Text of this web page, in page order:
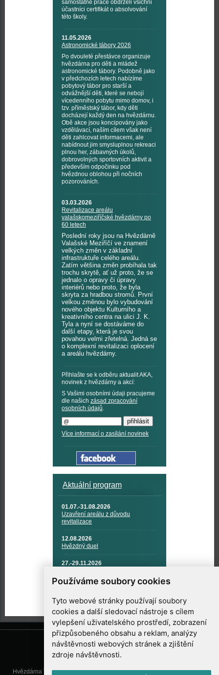
Používáme soubory cookies
Tyto webové stránky používají soubory
cookies a další sledovací nástroje s cílem
vylepšení uživatelského prostředí, zobrazení
přizpůsobeného obsahu a reklam, analýzy
návštěvnosti webových stránek a zjištění
zdroje návštěvnosti.
samostatné práce obdrželi všichni
účastníci certifikát o absolvování
této školy.
11.05.2026
Astronomické tábory 2026
Po dvouleté přestávce organizuje
hvězdárna pro děti a mládež
astronomické tábory. Podobně jako
v předchozích letech nabízíme
pobytový tábor pro starší a
odvážnější děti, které se nebojí
vícedenního pobytu mimo domov, i
tzv. příměstský tábor, kdy děti
docházejí každý den na hvězdárnu.
Obě akce jsou koncipovány jako
vzdělávací, naším cílem však není
děti zahlcovat informacemi, ale
nabídnout jim smysluplnou rekreaci
plnou her, zábavných úkolů,
dobrovolných sportovních aktivit a
především odpočinku pod
hvězdnou oblohou při nočních
pozorováních.
03.03.2026
Revitalizace areálu
valašskomeziříčské hvězdárny po
60 letech
Poslední roky jsou na Hvězdárně
Valašské Meziříčí ve znamení
velkých změn v základní
infrastruktuře celého areálu.
Zatím většina změn probíhala tak
trochu skrytě, ať už proto, že se
jednalo o opravy či úpravy
interiérů nebo proto, že byla
skryta za hradbou stromů. První
velkou změnou bylo vybudování
nového objektu Kulturního a
kreativního centra na ulici J. K.
Tyla a nyní se dostáváme do
další etapy, která je svou
povahou velmi zřetelná. Jedná se
o komplexní revitalizaci oplocení
a areálu hvězdárny.
Přihlašte se k odběru aktualit AKA,
novinek z hvězdárny a akcí:
S Vašimi osobními údaji pracujeme
dle našich zásad zpracování
osobních údajů.
Více informací o zasílání novinek
Aktuální program
01.07.-31.08.2026
Uzavření areálu z důvodu
revitalizace
12.08.2026
Hvězdný duel
27.-29.11.2026
TECHNIKA A KOSMICKÉ
TECHNOLOGIE
Hvězdárna Valašské Meziříčí, příspěvková organizace, Vsetínská 78, 757